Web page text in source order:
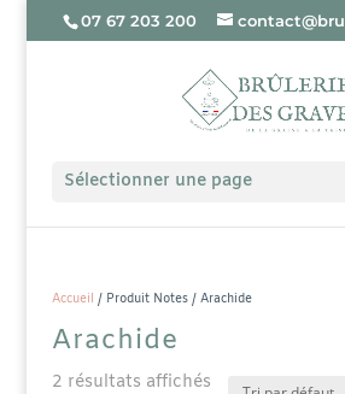
07 67 203 200
Sélectionner une page
Accueil / Produit Notes / Arachide
Arachide
2 résultats affichés